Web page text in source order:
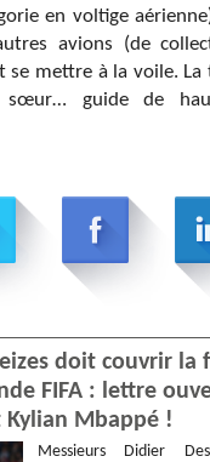
en voltige
avions (de
se mettre à la voile. La
guide de
doit couvrir la
FIFA : lettre
Kylian Mbappé !
Messieurs Didier